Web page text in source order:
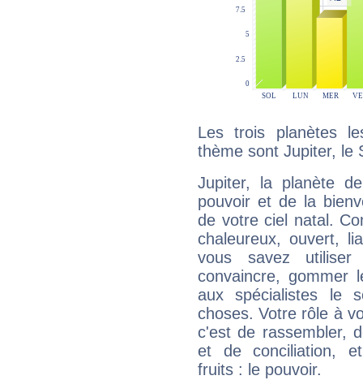
Les trois planètes
thème sont Jupiter, le
Jupiter, la planète
pouvoir et de la
de votre ciel natal.
chaleureux, ouvert,
vous savez
convaincre, gommer
aux spécialistes le
choses. Votre rôle à
c'est de rassembler,
et de conciliation,
fruits : le pouvoir.